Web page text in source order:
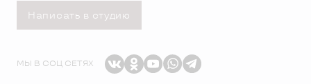
Написать в студию
МЫ В СОЦ СЕТЯХ